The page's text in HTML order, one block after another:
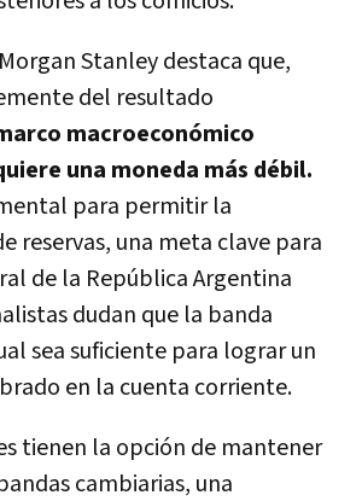
Stanley destaca que,
del resultado
macroeconómico
una moneda más débil.
para permitir la
reservas, una meta clave para
de la República Argentina
dudan que la banda
sea suficiente para lograr un
en la cuenta corriente.
tienen la opción de mantener
cambiarias, una